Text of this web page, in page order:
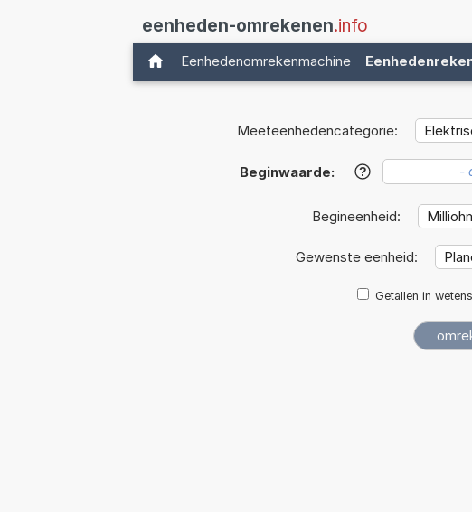
eenheden-omrekenen.info
Eenhedenomrekenmachine
Meeteenhedencategorie:
Beginwaarde: ?
Begineenheid:
Gewenste eenheid:
Getallen in